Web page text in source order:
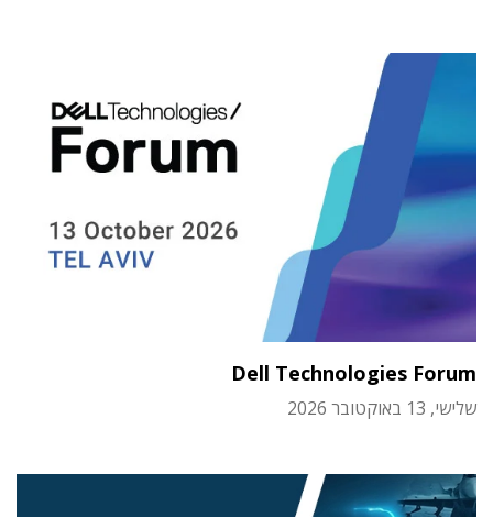
Dell Technologies Forum
שלישי, 13 באוקטובר 2026